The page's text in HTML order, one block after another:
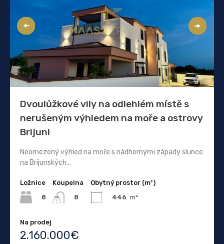
Dvoulůžkové vily na odlehlém místě s
nerušeným výhledem na moře a ostrovy
Brijuni
Neomezený výhled na moře s nádhernými západy slunce
na Brijunských…
Ložnice
8
Koupelna
8
Obytný prostor (m²)
446 m²
Na prodej
2.160.000€